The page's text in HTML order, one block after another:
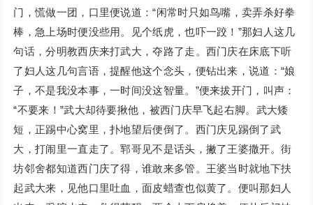
门，慌做一团，口里便说道：“闲常时只如鸟嘴，卖弄杀好拳
棒，急上场时便没些用。见个纸虎，也吓一跤！”那妇人这几
句话，分明教西庆来打武大，夺路了走。西门庆在床底下听
了妇人这几句言语，提醒他这个念头，便钻出来，说道：“娘
子，不是我没本事，一时间没这智量。”便来拔开门，叫声：
“不要来！”武大却待要揪他，被西门庆早飞起右脚。武大矮
短，正踢中心窝里，扑地望后便倒了。西门庆见踢倒了武
大，打闹里一直走了。郓哥见不是话头，撇了王婆撒开。街
坊邻舍都知道西门庆了得，谁敢来多管。王婆当时就地下扶
起武大来，见他口里吐血，面皮蜡查也似黄了。便叫那妇人